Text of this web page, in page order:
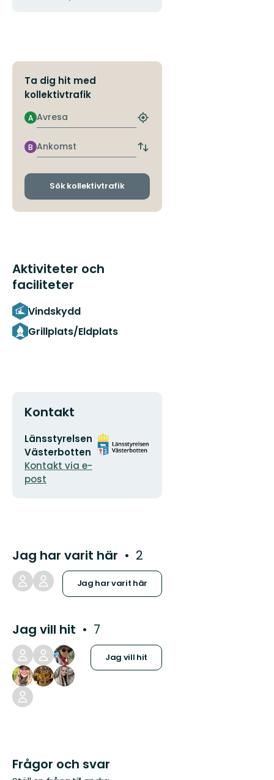
Ta dig hit med
kollektivtrafik
Avresa
A
Hitta
hållplats
Ankomst
B
Byt
och
Sök kollektivtrafik
Aktiviteter och
faciliteter
Vindskydd
Grillplats/Eldplats
Kontakt
E-
postadress
Länsstyrelsen
Västerbotten
Kontakt via e-
post
Organisationens
logotyp
Jag har varit här 2
Jag har varit här
Jag vill hit 7
Jag vill hit
Frågor och svar